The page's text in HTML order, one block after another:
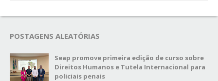
POSTAGENS ALEATÓRIAS
Seap promove primeira edição de curso sobre
Direitos Humanos e Tutela Internacional para
policiais penais